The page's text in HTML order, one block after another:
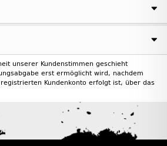
unserer Kundenstimmen geschieht
erst ermöglicht wird, nachdem
Kundenkonto erfolgt ist, über das